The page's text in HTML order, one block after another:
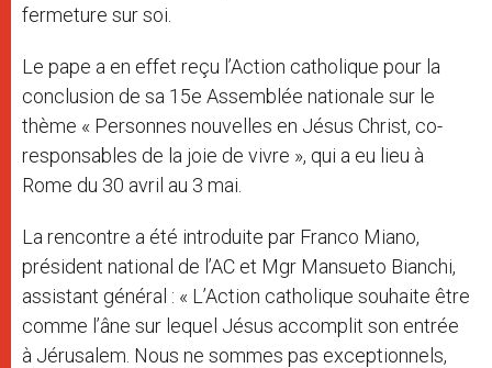
fermeture sur soi.
Le pape a en effet reçu l’Action catholique pour la
conclusion de sa 15e Assemblée nationale sur le
thème « Personnes nouvelles en Jésus Christ, co-
responsables de la joie de vivre », qui a eu lieu à
Rome du 30 avril au 3 mai.
La rencontre a été introduite par Franco Miano,
président national de l’AC et Mgr Mansueto Bianchi,
assistant général : « L’Action catholique souhaite être
comme l’âne sur lequel Jésus accomplit son entrée
à Jérusalem. Nous ne sommes pas exceptionnels,